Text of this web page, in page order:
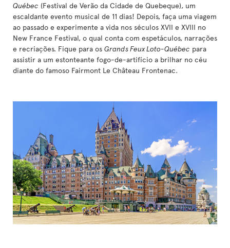
Québec (Festival de Verão da Cidade de Quebeque), um
escaldante evento musical de 11 dias! Depois, faça uma viagem
ao passado e experimente a vida nos séculos XVII e XVIII no
New France Festival, o qual conta com espetáculos, narrações
e recriações. Fique para os Grands Feux Loto-Québec para
assistir a um estonteante fogo-de-artifício a brilhar no céu
diante do famoso Fairmont Le Château Frontenac.